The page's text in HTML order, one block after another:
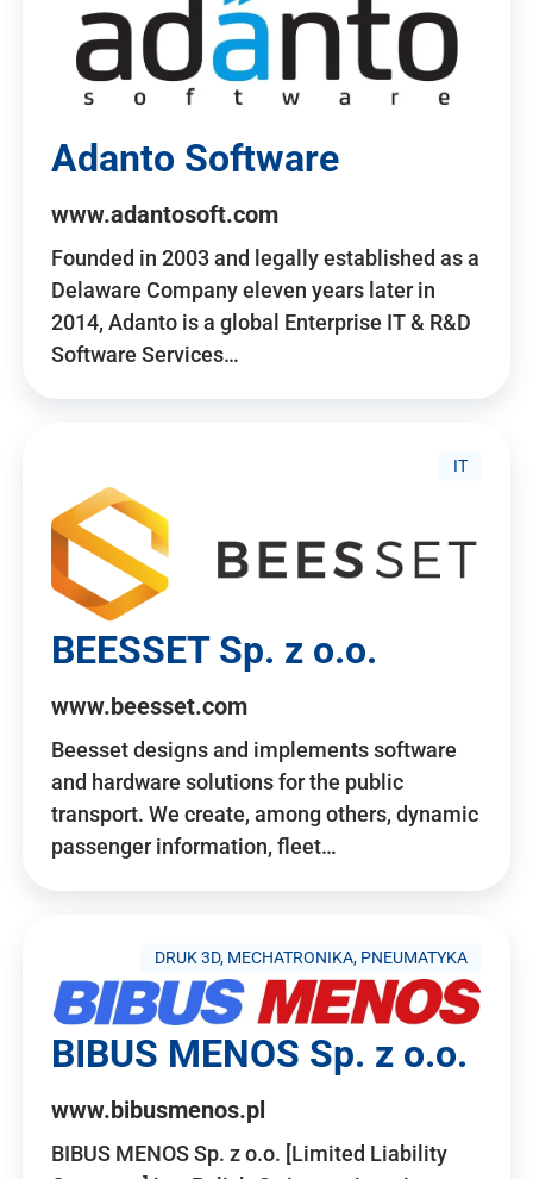
Adanto Software
www.adantosoft.com
Founded in 2003 and legally established as a
Delaware Company eleven years later in
2014, Adanto is a global Enterprise IT & R&D
Software Services…
IT
BEESSET Sp. z o.o.
www.beesset.com
Beesset designs and implements software
and hardware solutions for the public
transport. We create, among others, dynamic
passenger information, fleet…
DRUK 3D, MECHATRONIKA, PNEUMATYKA
BIBUS MENOS Sp. z o.o.
www.bibusmenos.pl
BIBUS MENOS Sp. z o.o. [Limited Liability